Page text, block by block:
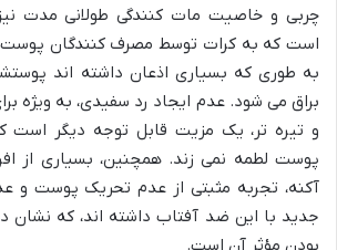
چربی و خاصیت مات کنندگی طولانی مدت
است که به کرات توسط مصرف کنندگان
به طوری که بسیاری اذعان داشته اند
براق می شود. عدم ایجاد رد سفیدی، به ویژه
و تیره تر، یک مزیت قابل توجه دیگر است
پوست لطمه نمی زند. همچنین، بسیاری از
آکنه، تجربه مثبتی از عدم تحریک پوست و
جدید با این ضد آفتاب داشته اند، که نشان